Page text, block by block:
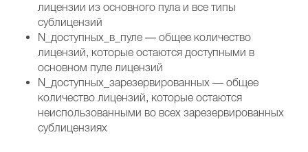
лицензии из основного пула и все типы
сублицензий
N_доступных_в_пуле — общее количество
лицензий, которые остаются доступными в
основном пуле лицензий
N_доступных_зарезервированных — общее
количество лицензий, которые остаются
неиспользованными во всех зарезервированных
сублицензиях